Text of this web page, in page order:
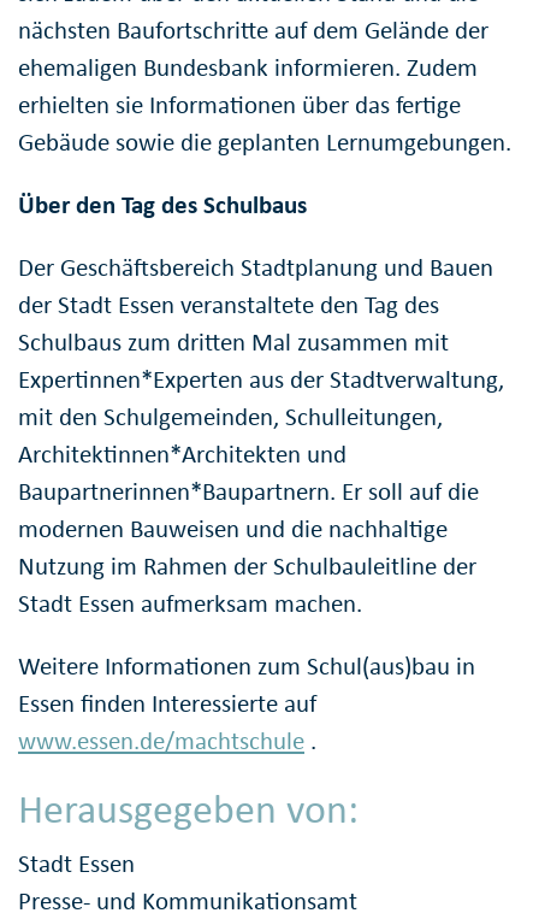
nächsten Baufortschritte auf dem Gelände der
ehemaligen Bundesbank informieren. Zudem
erhielten sie Informationen über das fertige
Gebäude sowie die geplanten Lernumgebungen.
Über den Tag des Schulbaus
Der Geschäftsbereich Stadtplanung und Bauen
der Stadt Essen veranstaltete den Tag des
Schulbaus zum dritten Mal zusammen mit
Expertinnen*Experten aus der Stadtverwaltung,
mit den Schulgemeinden, Schulleitungen,
Architektinnen*Architekten und
Baupartnerinnen*Baupartnern. Er soll auf die
modernen Bauweisen und die nachhaltige
Nutzung im Rahmen der Schulbauleitline der
Stadt Essen aufmerksam machen.
Weitere Informationen zum Schul(aus)bau in
Essen finden Interessierte auf
www.essen.de/machtschule .
Herausgegeben von:
Stadt Essen
Presse- und Kommunikationsamt